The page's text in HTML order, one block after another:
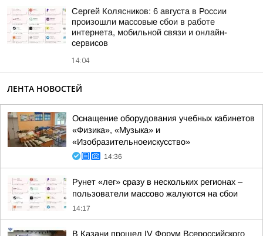
Сергей Колясников: 6 августа в России
произошли массовые сбои в работе
интернета, мобильной связи и онлайн-
сервисов
14:04
ЛЕНТА НОВОСТЕЙ
Оснащение оборудования учебных кабинетов
«Физика», «Музыка» и
«Изобразительноеискусство»
14:36
Рунет «лег» сразу в нескольких регионах –
пользователи массово жалуются на сбои
14:17
В Казани прошел IV Форум Всероссийского